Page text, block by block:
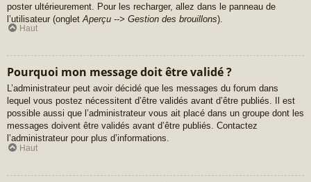
poster ultérieurement. Pour les recharger, allez dans le panneau de
l’utilisateur (onglet Aperçu --> Gestion des brouillons).
Haut
Pourquoi mon message doit être validé ?
L’administrateur peut avoir décidé que les messages du forum dans
lequel vous postez nécessitent d’être validés avant d’être publiés. Il est
possible aussi que l’administrateur vous ait placé dans un groupe dont les
messages doivent être validés avant d’être publiés. Contactez
l’administrateur pour plus d’informations.
Haut